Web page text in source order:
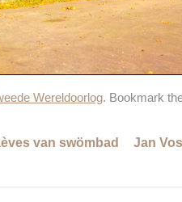
Wereldoorlog. Bookmark
van swömbad
Jan